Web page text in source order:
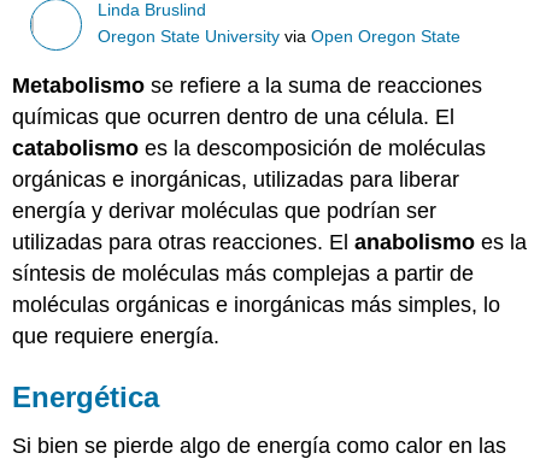
Linda Bruslind
Oregon State University viaOpen Oregon State
Metabolismo se refiere a la suma de reacciones
químicas que ocurren dentro de una célula. El
catabolismo es la descomposición de moléculas
orgánicas e inorgánicas, utilizadas para liberar
energía y derivar moléculas que podrían ser
utilizadas para otras reacciones. Elanabolismo es la
síntesis de moléculas más complejas a partir de
moléculas orgánicas e inorgánicas más simples, lo
que requiere energía.
Energética
Si bien se pierde algo de energía como calor en las